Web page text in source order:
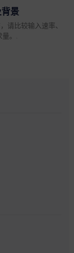
景
请比较输入速率、
量。.